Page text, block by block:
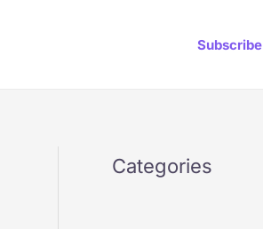
Subscribe
Categories
h